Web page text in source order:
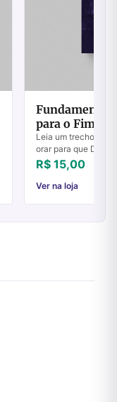
Fundamentos
para o Fim
2
Leia um trecho do
orar para que Deus
drogas, da
corrupção e traga
Igreja no...
R$ 15,00
Ver na loja